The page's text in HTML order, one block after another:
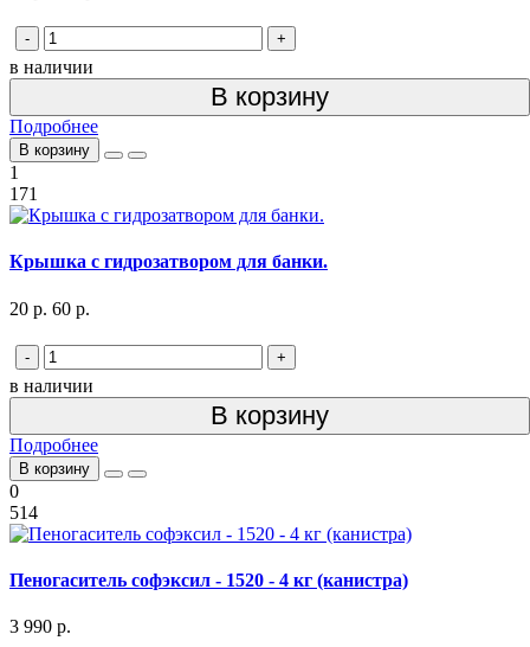
- +
в наличии
В корзину
Подробнее
В корзину
1
171
Крышка с гидрозатвором для банки.
20 р. 60 р.
- +
в наличии
В корзину
Подробнее
В корзину
0
514
Пеногаситель софэксил - 1520 - 4 кг (канистра)
3 990 р.